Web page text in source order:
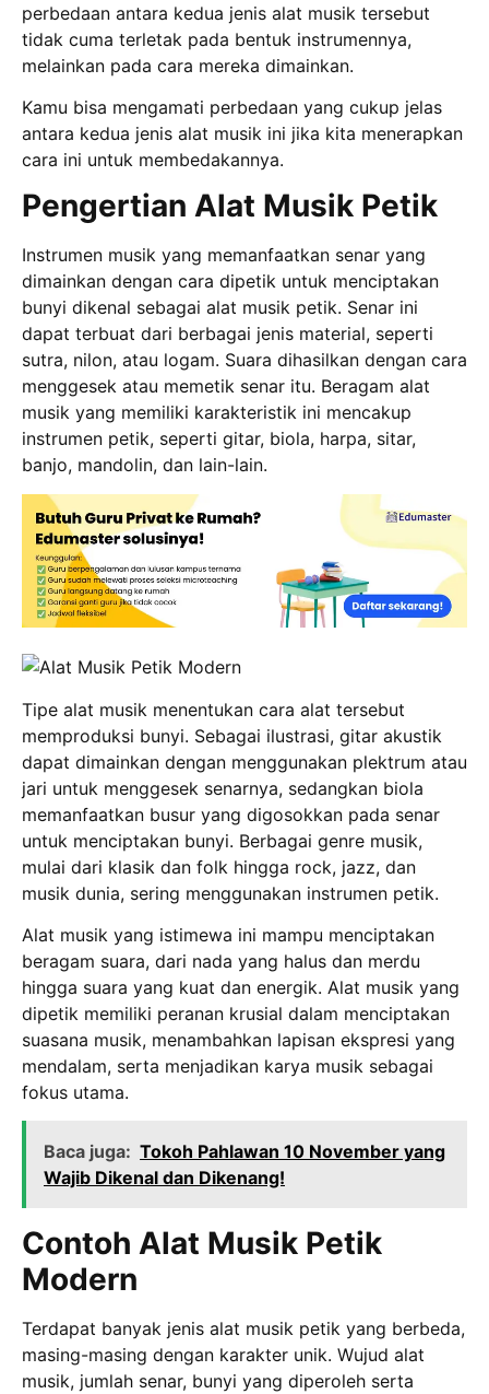
perbedaan antara kedua jenis alat musik tersebut
tidak cuma terletak pada bentuk instrumennya,
melainkan pada cara mereka dimainkan.
Kamu bisa mengamati perbedaan yang cukup jelas
antara kedua jenis alat musik ini jika kita menerapkan
cara ini untuk membedakannya.
Pengertian Alat Musik Petik
Instrumen musik yang memanfaatkan senar yang
dimainkan dengan cara dipetik untuk menciptakan
bunyi dikenal sebagai alat musik petik. Senar ini
dapat terbuat dari berbagai jenis material, seperti
sutra, nilon, atau logam. Suara dihasilkan dengan cara
menggesek atau memetik senar itu. Beragam alat
musik yang memiliki karakteristik ini mencakup
instrumen petik, seperti gitar, biola, harpa, sitar,
banjo, mandolin, dan lain-lain.
Tipe alat musik menentukan cara alat tersebut
memproduksi bunyi. Sebagai ilustrasi, gitar akustik
dapat dimainkan dengan menggunakan plektrum atau
jari untuk menggesek senarnya, sedangkan biola
memanfaatkan busur yang digosokkan pada senar
untuk menciptakan bunyi. Berbagai genre musik,
mulai dari klasik dan folk hingga rock, jazz, dan
musik dunia, sering menggunakan instrumen petik.
Alat musik yang istimewa ini mampu menciptakan
beragam suara, dari nada yang halus dan merdu
hingga suara yang kuat dan energik. Alat musik yang
dipetik memiliki peranan krusial dalam menciptakan
suasana musik, menambahkan lapisan ekspresi yang
mendalam, serta menjadikan karya musik sebagai
fokus utama.
Baca juga: Tokoh Pahlawan 10 November yang
Wajib Dikenal dan Dikenang!
Contoh Alat Musik Petik
Modern
Terdapat banyak jenis alat musik petik yang berbeda,
masing-masing dengan karakter unik. Wujud alat
musik, jumlah senar, bunyi yang diperoleh serta